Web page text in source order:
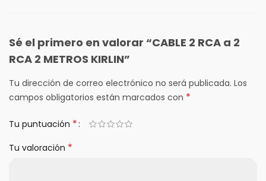
Sé el primero en valorar “CABLE 2 RCA a 2
RCA 2 METROS KIRLIN”
Tu dirección de correo electrónico no será publicada. Los
campos obligatorios están marcados con *
Tu puntuación *
Tu valoración *